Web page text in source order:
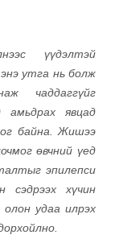
үүдэлтэй
энэ утга нь болж
чаддаггүйг
амьдрах явцад
байна. Жишээ
өвчний үед
эпилепси
сэдрээх хүчин
удаа илрэх